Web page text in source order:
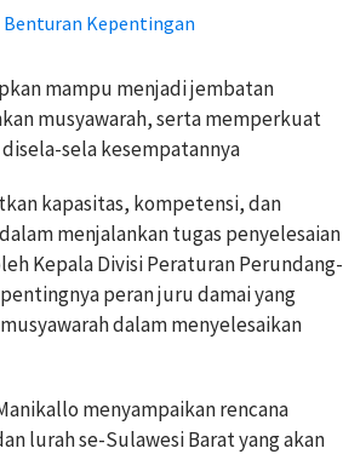
Benturan Kepentingan
mampu menjadi jembatan
musyawarah, serta memperkuat
sela kesempatannya
kapasitas, kompetensi, dan
menjalankan tugas penyelesaian
Kepala Divisi Peraturan Perundang-
peran juru damai yang
dalam menyelesaikan
menyampaikan rencana
lurah se-Sulawesi Barat yang akan